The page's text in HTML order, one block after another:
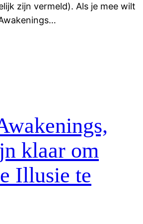
zijn vermeld). Als je mee wilt
klaar om
Illusie te